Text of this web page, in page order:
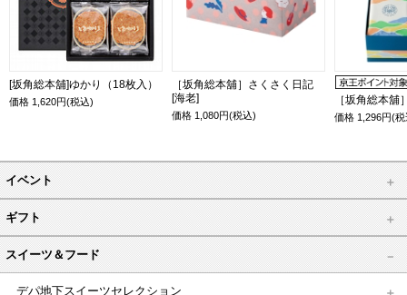
[坂角総本舖]ゆかり（18枚入）
価格 1,620円(税込)
［坂角総本舖］さくさく日記
[海老]
価格 1,080円(税込)
［坂角総本舖
価格 1,296円(
イベント
ギフト
スイーツ＆フード
デパ地下スイーツセレクション